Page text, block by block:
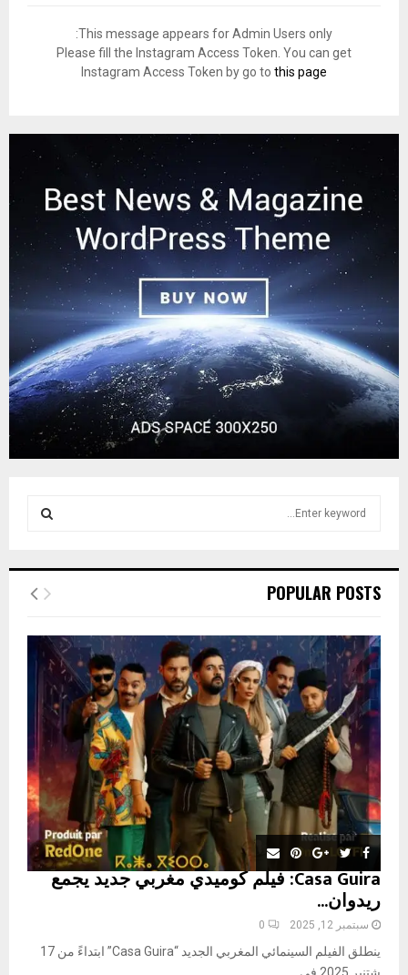
This message appears for Admin Users only:
Please fill the Instagram Access Token. You can get
Instagram Access Token by go to this page
h
o
r
E
R
C
POPULAR POSTS
Casa Guira: فيلم كوميدي مغربي جديد يجمع
ريدوان...
سبتمبر 12, 2025 0
ينطلق الفيلم السينمائي المغربي الجديد “Casa Guira” ابتداءً من 17
شتنبر 2025 في...